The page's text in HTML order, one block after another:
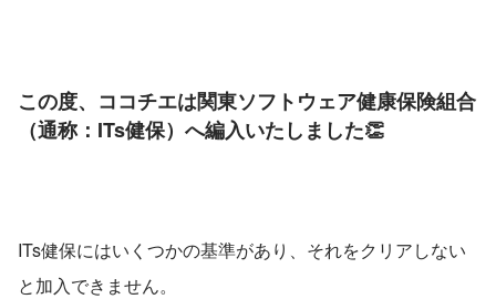
この度、ココチエは関東ソフトウェア健康保険組合
（通称：ITs健保）へ編入いたしました👏
ITs健保にはいくつかの基準があり、それをクリアしない
と加入できません。